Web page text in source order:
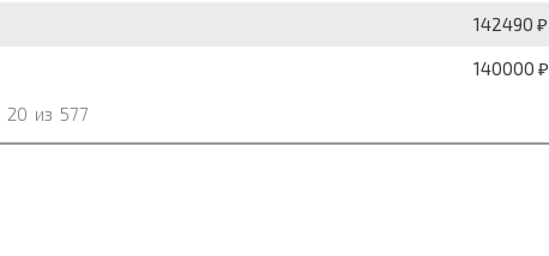
142490 ₽
140000 ₽
20 из 577